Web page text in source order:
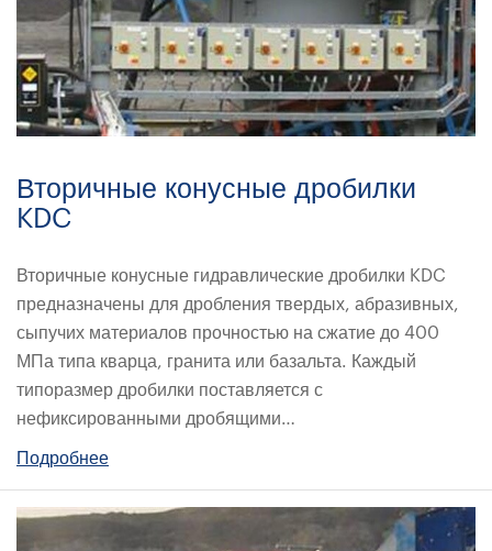
Вторичные конусные дробилки
KDC
Вторичные конусные гидравлические дробилки KDC
предназначены для дробления твердых, абразивных,
сыпучих материалов прочностью на сжатие до 400
МПа типа кварца, гранита или базальта. Каждый
типоразмер дробилки поставляется с
нефиксированными дробящими…
Подробнее